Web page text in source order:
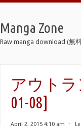
Manga Zone
Raw manga download (無
アウトラ
01-08]
April 2, 2015 4:10 am ⋅